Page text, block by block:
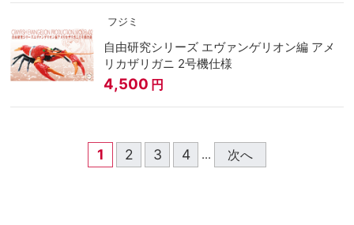
フジミ
自由研究シリーズ エヴァンゲリオン編 アメ
リカザリガニ 2号機仕様
4,500 円
1 2 3 4 ... 次へ